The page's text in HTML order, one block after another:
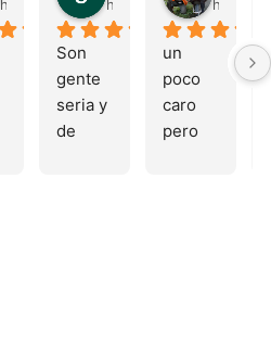
hace 4 meses hace 4 meses
Son
gente
seria y
de
hace 4
un
poco
caro
pero